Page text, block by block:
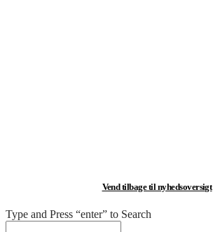
Vend tilbage til nyhedsoversigt
Type and Press “enter” to Search